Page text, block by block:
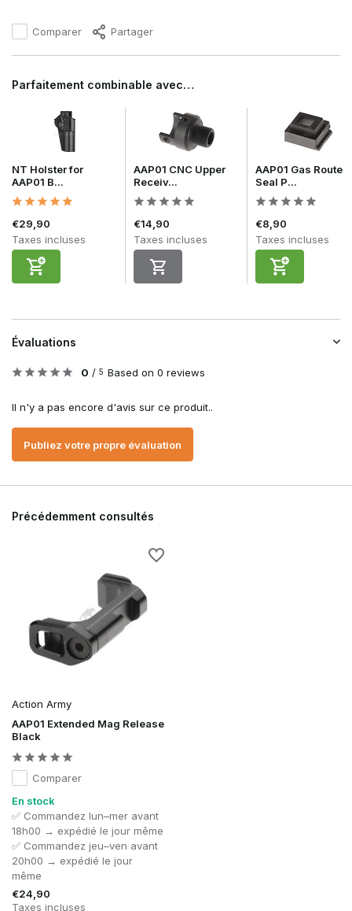
Comparer Partager
Parfaitement combinable avec…
NT Holster for
AAP01 B...
€29,90
Taxes incluses
AAP01 CNC Upper
Receiv...
€14,90
Taxes incluses
AAP01 Gas Route
Seal P...
€8,90
Taxes incluses
Évaluations
0 / 5 Based on 0 reviews
Il n'y a pas encore d'avis sur ce produit..
Publiez votre propre évaluation
Précédemment consultés
Action Army
AAP01 Extended Mag Release
Black
Comparer
En stock
✅ Commandez lun–mer avant
18h00 → expédié le jour même
✅ Commandez jeu–ven avant
20h00 → expédié le jour
même
€24,90
Taxes incluses